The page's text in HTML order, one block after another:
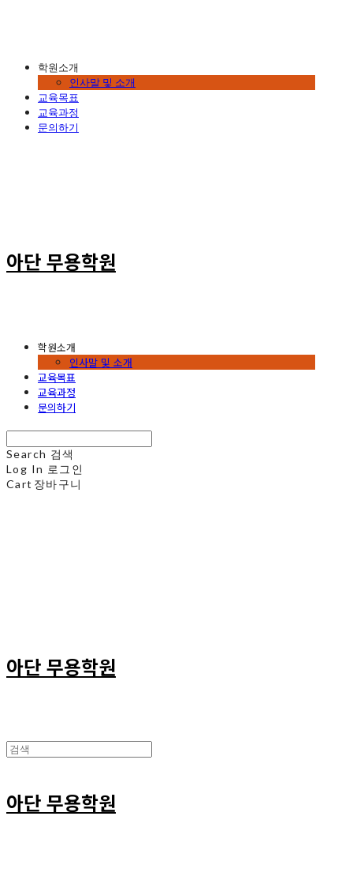
학원소개
인사말 및 소개
교육목표
교육과정
문의하기
아단 무용학원
학원소개
인사말 및 소개
교육목표
교육과정
문의하기
Search 검색
Log In 로그인
Cart 장바구니
아단 무용학원
아단 무용학원